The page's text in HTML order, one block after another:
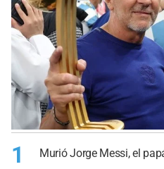
1 Murió Jorge Messi, el